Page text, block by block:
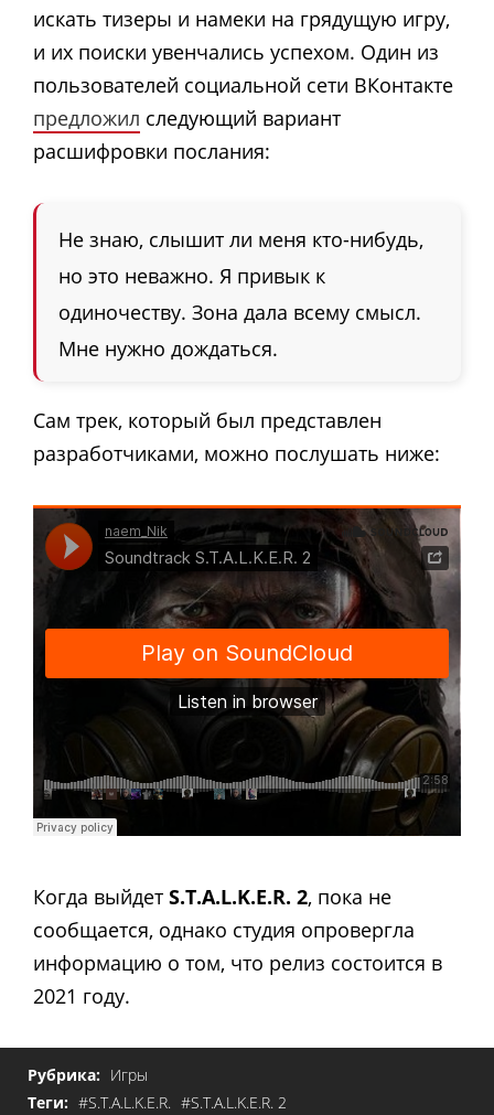
искать тизеры и намеки на грядущую игру,
и их поиски увенчались успехом. Один из
пользователей социальной сети ВКонтакте
предложил следующий вариант
расшифровки послания:
Не знаю, слышит ли меня кто-нибудь,
но это неважно. Я привык к
одиночеству. Зона дала всему смысл.
Мне нужно дождаться.
Сам трек, который был представлен
разработчиками, можно послушать ниже:
Когда выйдет S.T.A.L.K.E.R. 2, пока не
сообщается, однако студия опровергла
информацию о том, что релиз состоится в
2021 году.
Рубрика: Игры
Теги: #S.T.A.L.K.E.R. #S.T.A.L.K.E.R. 2